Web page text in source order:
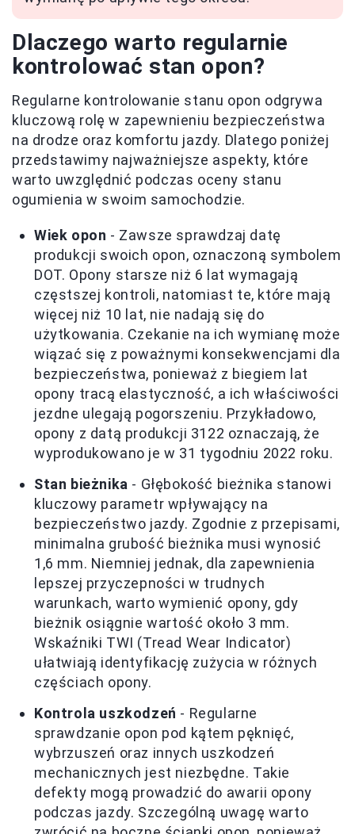
Dlaczego warto regularnie
kontrolować stan opon?
Regularne kontrolowanie stanu opon odgrywa
kluczową rolę w zapewnieniu bezpieczeństwa
na drodze oraz komfortu jazdy. Dlatego poniżej
przedstawimy najważniejsze aspekty, które
warto uwzględnić podczas oceny stanu
ogumienia w swoim samochodzie.
Wiek opon - Zawsze sprawdzaj datę
produkcji swoich opon, oznaczoną symbolem
DOT. Opony starsze niż 6 lat wymagają
częstszej kontroli, natomiast te, które mają
więcej niż 10 lat, nie nadają się do
użytkowania. Czekanie na ich wymianę może
wiązać się z poważnymi konsekwencjami dla
bezpieczeństwa, ponieważ z biegiem lat
opony tracą elastyczność, a ich właściwości
jezdne ulegają pogorszeniu. Przykładowo,
opony z datą produkcji 3122 oznaczają, że
wyprodukowano je w 31 tygodniu 2022 roku.
Stan bieżnika - Głębokość bieżnika stanowi
kluczowy parametr wpływający na
bezpieczeństwo jazdy. Zgodnie z przepisami,
minimalna grubość bieżnika musi wynosić
1,6 mm. Niemniej jednak, dla zapewnienia
lepszej przyczepności w trudnych
warunkach, warto wymienić opony, gdy
bieżnik osiągnie wartość około 3 mm.
Wskaźniki TWI (Tread Wear Indicator)
ułatwiają identyfikację zużycia w różnych
częściach opony.
Kontrola uszkodzeń - Regularne
sprawdzanie opon pod kątem pęknięć,
wybrzuszeń oraz innych uszkodzeń
mechanicznych jest niezbędne. Takie
defekty mogą prowadzić do awarii opony
podczas jazdy. Szczególną uwagę warto